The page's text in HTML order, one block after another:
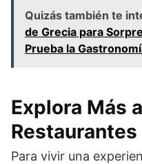
Quizás también te
de Grecia para
Prueba la
Explora Más
Restaurantes
Para vivir una